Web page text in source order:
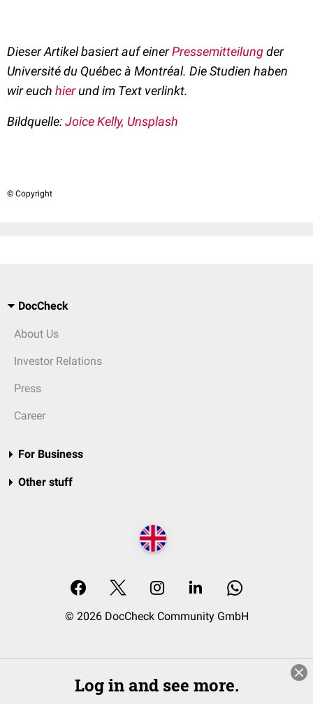
Dieser Artikel basiert auf einerPressemitteilungder
Université du Québec à Montréal. Die Studien haben
wir euch hier und im Text verlinkt.
Bildquelle:Joice Kelly, Unsplash
© Copyright
DocCheck
About Us
Investor Relations
Press
Career
For Business
Other stuff
© 2026 DocCheck Community GmbH
Log in and see more.